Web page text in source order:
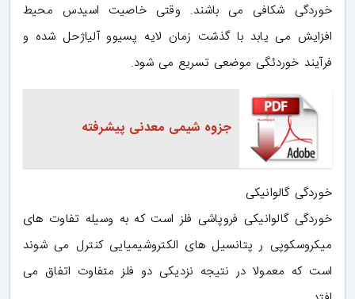
خوردگی شکافی می باشند. وقتی خاصیت اسیدس محیط
افزایش می یابد با گذشت زمان لایه پسیوو آلیاژحل شده و
فرآیند خوردئگی موضعی تسریع می شود.
جزوه شیمی معدنی پیشرفته
خوردگی گالوانیکی
خوردگی گالوانیکی فروپاشی فلز است که به وسیله تفاوت های
میکروسکوپی ر پتانسیل های الکتروشیمیایی کنترل می شوند
است که معمولا در نتیجه نزدیکی دو فلز متفاوت اتفاق می